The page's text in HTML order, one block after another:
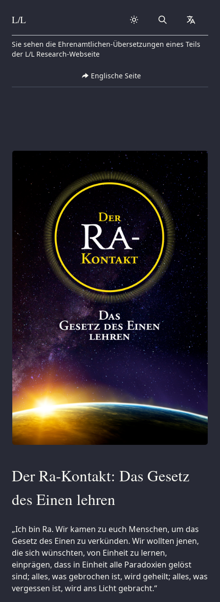
Skip to content
L/L Search
Sie sehen die Ehrenamtlichen-Übersetzungen eines Teils
der L/L Research-Webseite
Englische Seite
Der Ra-Kontakt: Das Gesetz
des Einen lehren
„Ich bin Ra. Wir kamen zu euch Menschen, um das
Gesetz des Einen zu verkünden. Wir wollten jenen,
die sich wünschten, von Einheit zu lernen,
einprägen, dass in Einheit alle Paradoxien gelöst
sind; alles, was gebrochen ist, wird geheilt; alles, was
vergessen ist, wird ans Licht gebracht.“